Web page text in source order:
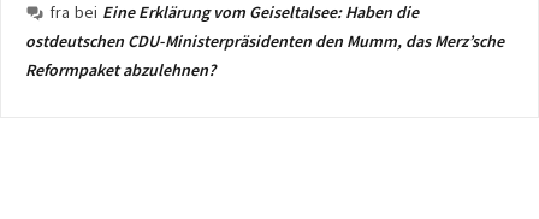
fra bei Eine Erklärung vom Geiseltalsee: Haben die
ostdeutschen CDU-Ministerpräsidenten den Mumm, das Merz’sche
Reformpaket abzulehnen?